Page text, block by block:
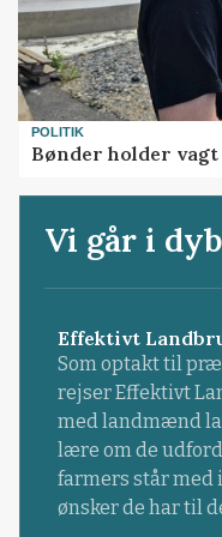
POLITIK
Bønder holder vagt
Vi går i
Effektivt
Som optakt til
rejser Effektivt
med landmænd
lære om de
farmers står med
ønsker de har til